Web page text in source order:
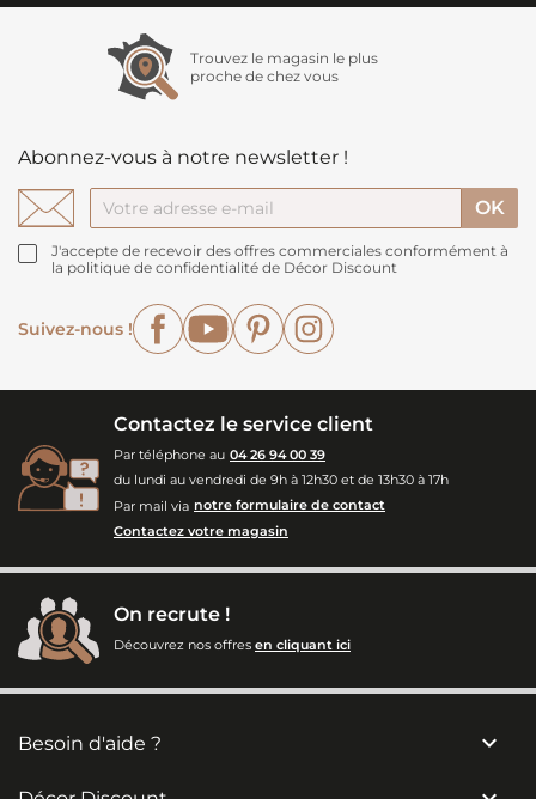
Trouvez le magasin le plus
proche de chez vous
Abonnez-vous à notre newsletter !
J'accepte de recevoir des offres commerciales conformément à
la politique de confidentialité de Décor Discount
Suivez-nous !
FacebookYouTubePinterest
Contactez le service client
Par téléphone au 04 26 94 00 39
du lundi au vendredi de 9h à 12h30 et de 13h30 à 17h
Par mail via notre formulaire de contact
Contactez votre magasin
On recrute !
Découvrez nos offres en cliquant ici
Besoin d'aide ? 